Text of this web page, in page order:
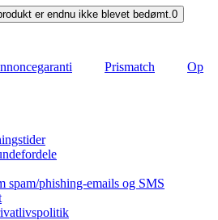
er endnu ikke blevet bedømt.0
Prismatch
Op
spam/phishing-emails og SMS